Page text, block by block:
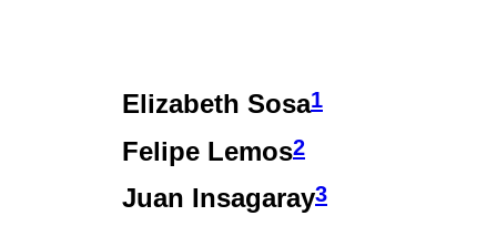
Elizabeth Sosa1
Felipe Lemos2
Juan Insagaray3